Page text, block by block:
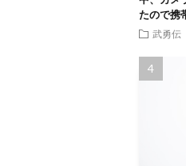
たので携
武勇伝